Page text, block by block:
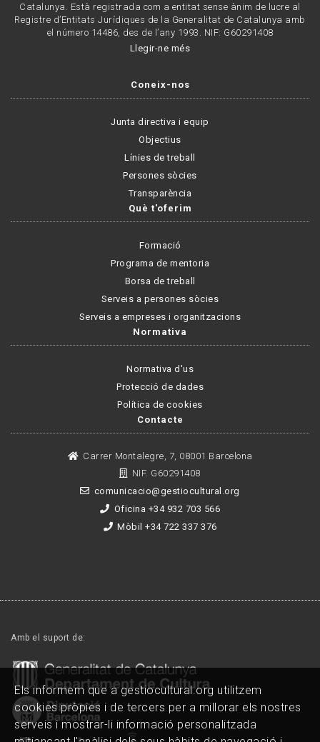
Catalunya. Està registrada com a entitat sense ànim de lucre al
Registre d’Entitats Jurídiques de la Generalitat de Catalunya amb
el número 14486, des de l’any 1993. NIF: G60291408
Llegir-ne més
Coneix-nos
Junta directiva i equip
Objectius
Línies de treball
Persones sòcies
Transparència
Què t'oferim
Formació
Programa de mentoria
Borsa de treball
Serveis a persones sòcies
Serveis a empreses i organitzacions
Normativa
Normativa d'us
Protecció de dades
Política de cookies
Contacte
Carrer Montalegre, 7, 08001 Barcelona
NIF. G60291408
comunicacio@gestiocultural.org
Oficina +34 932 703 566
Mòbil +34 722 337 376
Amb el suport de:
Els informem que a gestiocultural.org utilitzem
cookies pròpies i de tercers per a millorar els nostres
serveis i mostrar-li informació personalitzada